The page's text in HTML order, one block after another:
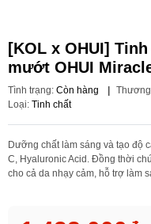
[KOL x OHUI]
mướt OHUI
Tình trạng: Còn hàng
Loại: Tinh chất
Dưỡng chất làm sáng và tạo độ
C, Hyaluronic Acid. Đồng thời
cho cả da nhạy cảm, hỗ trợ làm